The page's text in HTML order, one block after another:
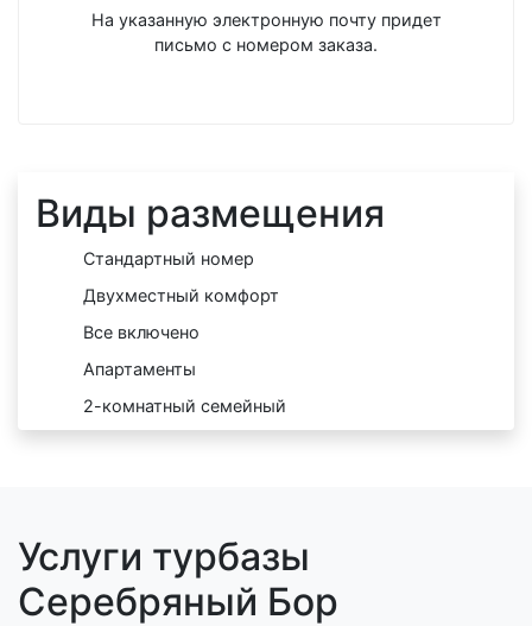
На указанную электронную почту придет
письмо с номером заказа.
Виды размещения
Стандартный номер
Двухместный комфорт
Все включено
Апартаменты
2-комнатный семейный
Услуги турбазы
Серебряный Бор